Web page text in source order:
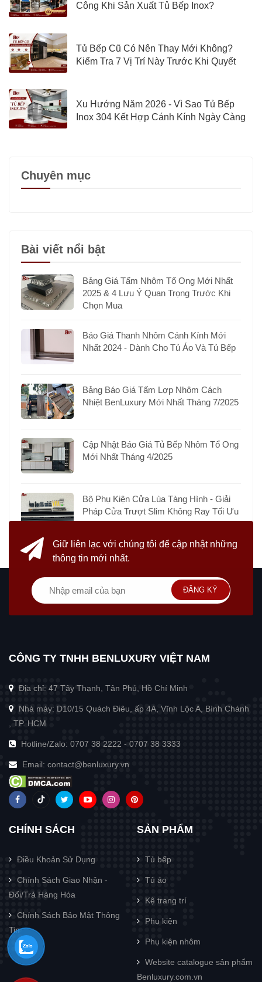
Công Khi Sản Xuất Tủ Bếp Inox?
Tủ Bếp Cũ Có Nên Thay Mới Không?
Kiểm Tra 7 Vị Trí Này Trước Khi Quyết
Xu Hướng Năm 2026 - Vì Sao Tủ Bếp
Inox 304 Kết Hợp Cánh Kính Ngày Càng
Chuyên mục
Bài viết nổi bật
Bảng Giá Tấm Nhôm Tổ Ong Mới Nhất
2025 & 4 Lưu Ý Quan Trọng Trước Khi
Chọn Mua
Báo Giá Thanh Nhôm Cánh Kính Mới
Nhất 2024 - Dành Cho Tủ Áo Và Tủ Bếp
Bảng Báo Giá Tấm Lợp Nhôm Cách
Nhiệt BenLuxury Mới Nhất Tháng 7/2025
Cập Nhật Báo Giá Tủ Bếp Nhôm Tổ Ong
Mới Nhất Tháng 4/2025
Bộ Phụ Kiện Cửa Lùa Tàng Hình - Giải
Pháp Cửa Trượt Slim Không Ray Tối Ưu
Giữ liên lạc với chúng tôi để cập nhật những
thông tin mới nhất.
ĐĂNG KÝ
CÔNG TY TNHH BENLUXURY VIỆT NAM
Địa chỉ: 47 Tây Thạnh, Tân Phú, Hồ Chí Minh
Nhà máy: D10/15 Quách Điêu, ấp 4A, Vĩnh Lộc A, Bình Chánh
, TP. HCM
Hotline/Zalo: 0707 38 2222 - 0707 38 3333
Email: contact@benluxury.vn
CHÍNH SÁCH
Điều Khoản Sử Dụng
Chính Sách Giao Nhận -
Đổi/Trả Hàng Hóa
Chính Sách Bảo Mật Thông
Tin
SẢN PHẨM
Tủ bếp
Tủ áo
Kệ trang trí
Phụ kiện
Phụ kiện nhôm
Website catalogue sản phẩm
Benluxury.com.vn